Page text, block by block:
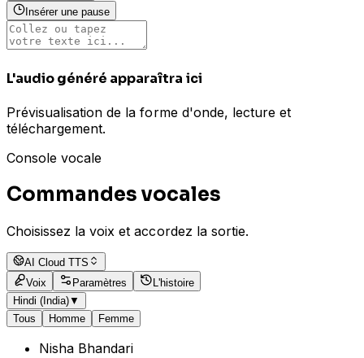
Insérer une pause
L'audio généré apparaîtra ici
Prévisualisation de la forme d'onde, lecture et
téléchargement.
Console vocale
Commandes vocales
Choisissez la voix et accordez la sortie.
AI Cloud TTS
Voix
Paramètres
L'histoire
Hindi (India)▼
Tous
Homme Femme
Nisha Bhandari